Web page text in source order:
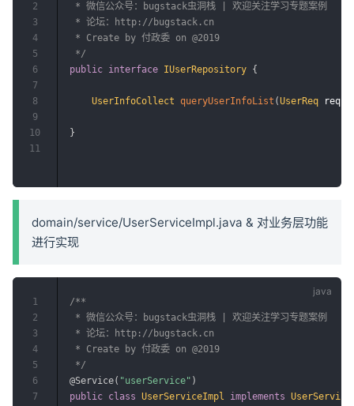
* 微信公众号：bugstack虫洞栈 | 欢迎关注学习专题案例
* 论坛：http://bugstack.cn
* Create by 付政委 on @2019
*/
public interface IUserRepository {
UserInfoCollect queryUserInfoList (UserReq req
}
2
3
4
5
6
7
8
9
10
11
domain/service/UserServiceImpl.java & 对业务层功能
进行实现
/**
* 微信公众号：bugstack虫洞栈 | 欢迎关注学习专题案例
* 论坛：http://bugstack.cn
* Create by 付政委 on @2019
*/
@Service( "userService" )
public class UserServiceImpl implements UserService
1
2
3
4
5
6
7